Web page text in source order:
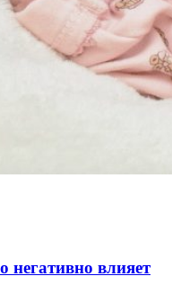
негативно влияет